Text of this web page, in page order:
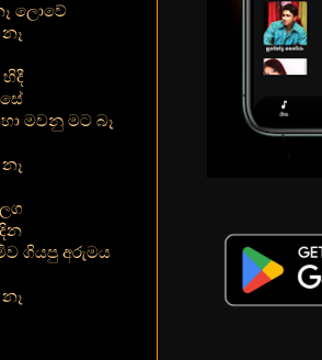
ලොවේ
මවනු මට බෑ
ගියපු අරුමය